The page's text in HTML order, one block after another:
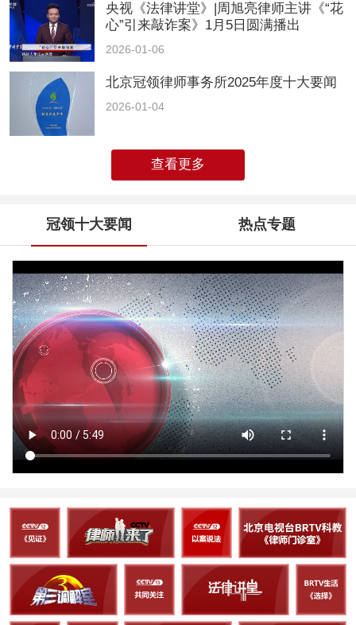
央视《法律讲堂》|周旭亮律师主讲《“花
心”引来敲诈案》1月5日圆满播出
2026-01-06
北京冠领律师事务所2025年度十大要闻
2026-01-04
查看更多
冠领十大要闻 热点专题